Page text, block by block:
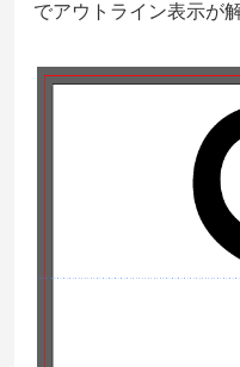
でアウトライン表示が